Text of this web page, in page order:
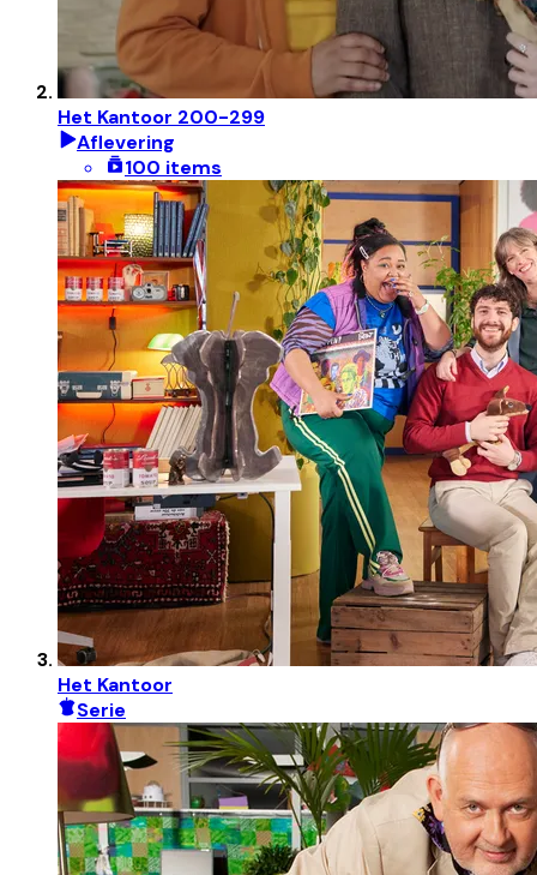
Het Kantoor 200-299
Aflevering
100 items
Het Kantoor
Serie